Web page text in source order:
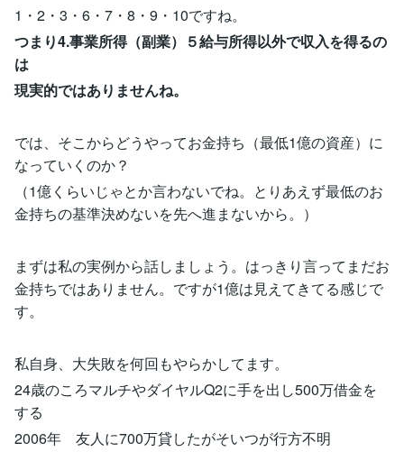
1・2・3・6・7・8・9・10ですね。
つまり4.事業所得（副業）５給与所得以外で収入を得るの
は
現実的ではありませんね。
では、そこからどうやってお金持ち（最低1億の資産）に
なっていくのか？
（1億くらいじゃとか言わないでね。とりあえず最低のお
金持ちの基準決めないを先へ進まないから。）
まずは私の実例から話しましょう。はっきり言ってまだお
金持ちではありません。ですが1億は見えてきてる感じで
す。
私自身、大失敗を何回もやらかしてます。
24歳のころマルチやダイヤルQ2に手を出し500万借金を
する
2006年 友人に700万貸したがそいつが行方不明